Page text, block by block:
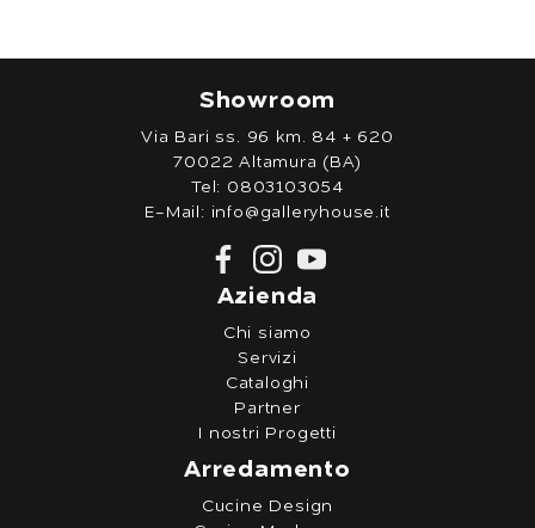
Showroom
Via Bari ss. 96 km. 84 + 620
70022 Altamura (BA)
Tel: 0803103054
E-Mail: info@galleryhouse.it
Azienda
Chi siamo
Servizi
Cataloghi
Partner
I nostri Progetti
Arredamento
Cucine Design